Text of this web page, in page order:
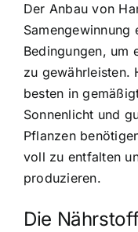
Der Anbau von
Bedingungen, um
zu gewährleisten.
besten in
Sonnenlicht und
Pflanzen
voll zu entfalten
produzieren.
Die